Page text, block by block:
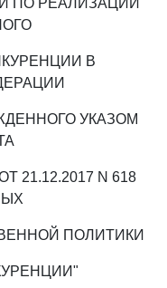
ПО РЕАЛИЗАЦИИ
В
УКАЗОМ
N 618
ПОЛИТИКИ